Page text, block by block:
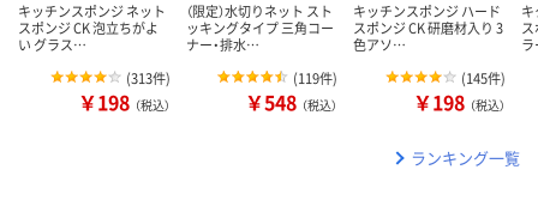
キッチンスポンジ ネット
スポンジ CK 泡立ちがよ
い グラス…
(313件)
￥198 （税込）
（限定）水切りネット スト
ッキングタイプ 三角コー
ナー・排水…
(119件)
￥548 （税込）
キッチンスポンジ ハード
スポンジ CK 研磨材入り 3
色アソ…
(145件)
￥198 （税込）
ランキング一覧